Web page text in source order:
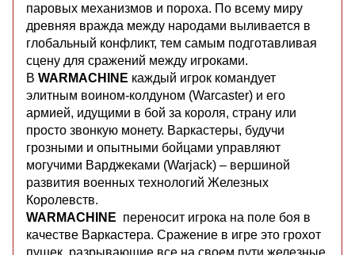
паровых механизмов и пороха. По всему миру
древняя вражда между народами выливается в
глобальный конфликт, тем самым подготавливая
сцену для сражений между игроками.
В WARMACHINE каждый игрок командует
элитным воином-колдуном (Warcaster) и его
армией, идущими в бой за короля, страну или
просто звонкую монету. Варкастеры, будучи
грозными и опытными бойцами управляют
могучими Варджеками (Warjack) – вершиной
развития военных технологий Железных
Королевств.
WARMACHINE переносит игрока на поле боя в
качестве Варкастера. Сражение в игре это грохот
пушек, разрывающие все на своем пути железные